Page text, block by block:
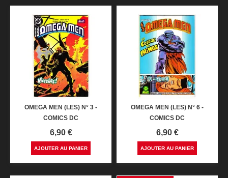
OMEGA MEN (LES) N° 3 -
COMICS DC
Prix
6,90 €
AJOUTER AU PANIER
OMEGA MEN (LES) N° 6 -
COMICS DC
Prix
6,90 €
AJOUTER AU PANIER